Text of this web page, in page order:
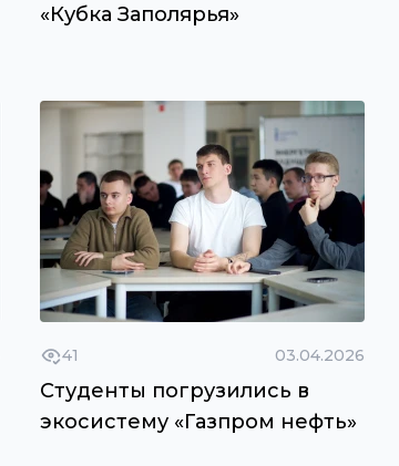
«Кубка Заполярья»
41 03.04.2026
Студенты погрузились в
экосистему «Газпром нефть»